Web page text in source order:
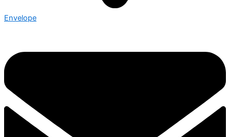
Envelope